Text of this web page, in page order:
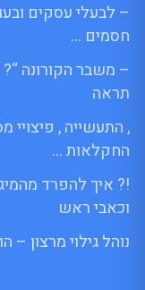
חסמים …
תראה
, התעשייה , פיצויי
החקלאות …
!? איך להפרד
וכאבי ראש
נוהל גילוי מרצון